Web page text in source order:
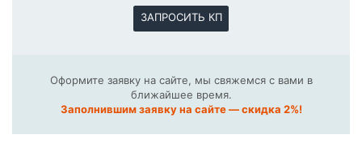
ЗАПРОСИТЬ КП
Оформите заявку на сайте, мы свяжемся с вами в
ближайшее время.
Заполнившим заявку на сайте — скидка 2%!